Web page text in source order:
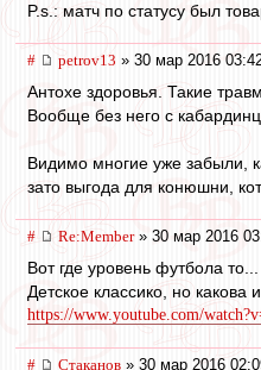
P.s.: матч по статусу был
# petrov13 » 30 мар 2016
Антохе здоровья. Такие
Вообще без него с
Видимо многие уже забыли,
зато выгода для конюшни,
# Re:Member» 30 мар 2016
Вот где уровень футбола то...
Детское классико, но какова
https://www.youtube.com/
# Cтаканов » 30 мар 2016